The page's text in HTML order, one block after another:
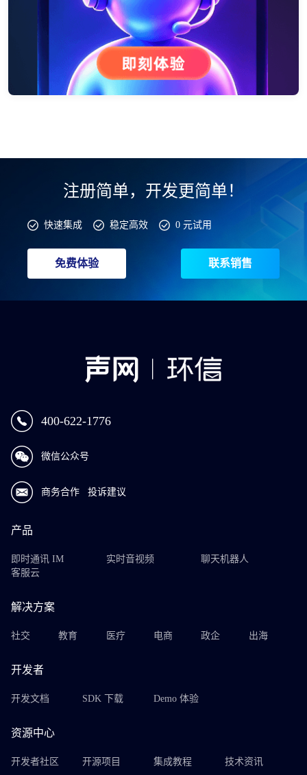
注册简单，开发更简单！
快速集成 稳定高效 0 元试用
免费体验 联系销售
400-622-1776
微信公众号
商务合作 投诉建议
产品
即时通讯 IM 实时音视频
聊天机器人
客服云
解决方案
社交 教育 医疗 电商 政企 出海
开发者
开发文档 SDK 下载 Demo 体验
资源中心
开发者社区 开源项目 集成教程 技术资讯